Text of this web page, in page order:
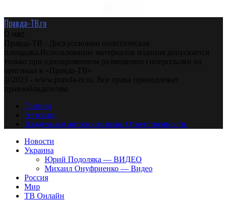
Правда-ТВ.ru
О нас
Правда-ТВ - Дискуссионно политическая
площадка.Использование материалов издания допускается
только при одновременном размещении гиперссылки на
оригинал в «Правда-ТВ»
@2023 - www.pravda-tv.ru. Все права принадлежат
правообладателям.
Главная
Авторам
Владельцам авторских прав. Ответственности.
Новости
Украина
Юрий Подоляка — ВИДЕО
Михаил Онуфриенко — Видео
Россия
Мир
ТВ Онлайн